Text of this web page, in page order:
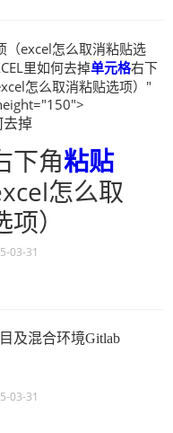
（excel怎么取消粘贴选
里如何去掉单元格右下
怎么取消粘贴选项）"
去掉
下角粘贴
怎么取
）
03-31
及混合环境Gitlab
03-31